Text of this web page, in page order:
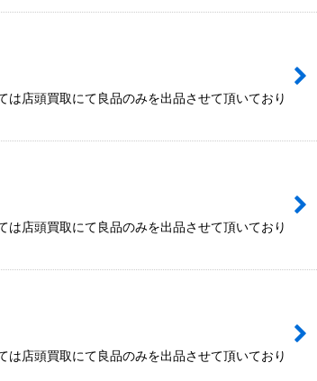
店頭買取にて良品のみを出品させて頂いており
店頭買取にて良品のみを出品させて頂いており
店頭買取にて良品のみを出品させて頂いており